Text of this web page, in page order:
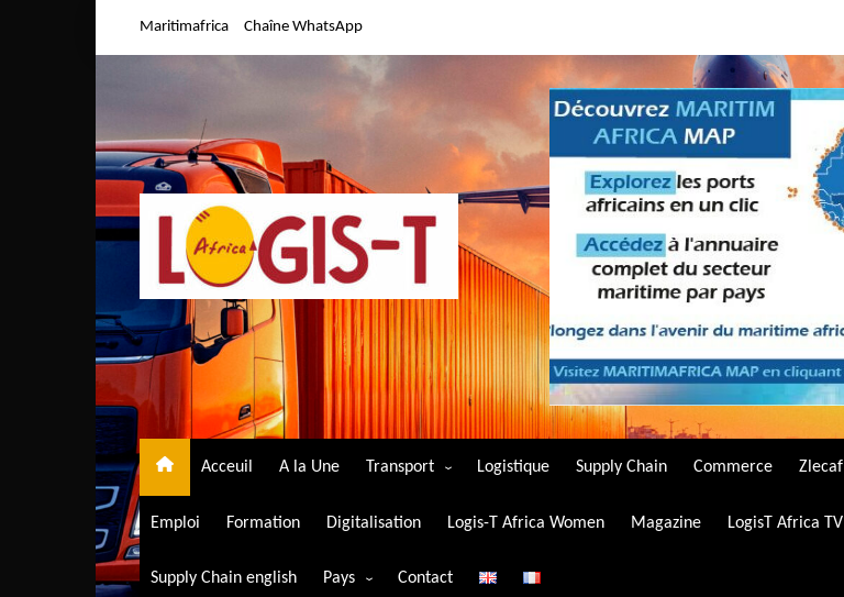
Maritimafrica Chaîne WhatsApp
Acceuil A la Une Transport
Transport aérien
Transport ferroviaire
Logistique Supply Chain Commerce Zlecaf
Emploi Formation Digitalisation Logis-T Africa Women Magazine LogisT Africa TV
Supply Chain english Pays Contact